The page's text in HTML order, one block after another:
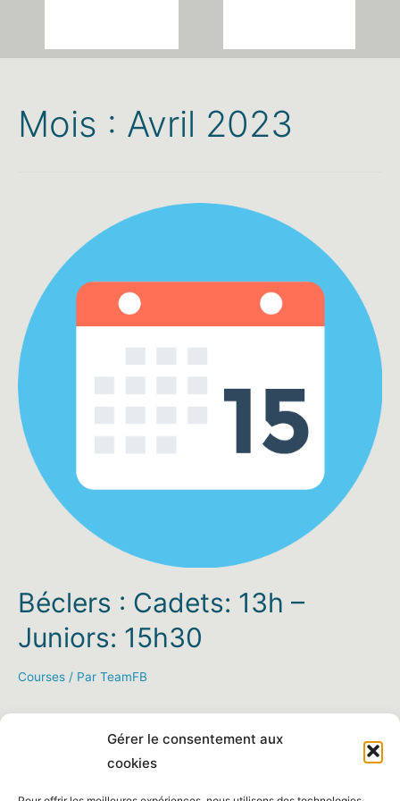
Gérer le consentement aux
cookies
Mois : Avril 2023
Béclers : Cadets: 13h –
Juniors: 15h30
Courses / Par TeamFB